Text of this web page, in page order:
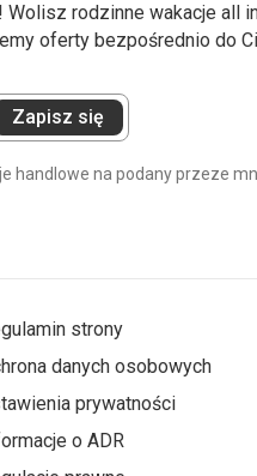
rodzinne wakacje all
oferty bezpośrednio do
Zapisz się
handlowe na podany przeze
strony
danych osobowych
prywatności
o ADR